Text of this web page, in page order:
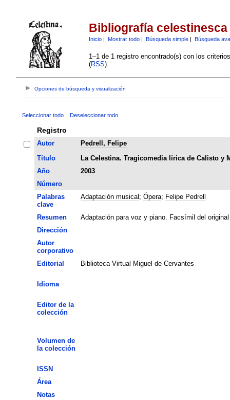
Bibliografía celestinesca
Inicio| Mostrar todo| Búsqueda simple| Búsqueda
1–1 de 1 registro encontrado(s) con los
(RSS):
Opciones de búsqueda y visualización
Seleccionar todo Deseleccionar todo
Registro
Autor
Pedrell, Felipe
Título
La Celestina. Tragicomedia lírica de Calisto y
Año
2003
Número
Palabras
clave
Adaptación musical ; Ópera; Felipe Pedrell
Resumen
Adaptación para voz y piano. Facsímil del
Dirección
Autor
corporativo
Editorial
Biblioteca Virtual Miguel de Cervantes
Idioma
Editor de la
colección
Volumen de
la colección
ISSN
Área
Notas